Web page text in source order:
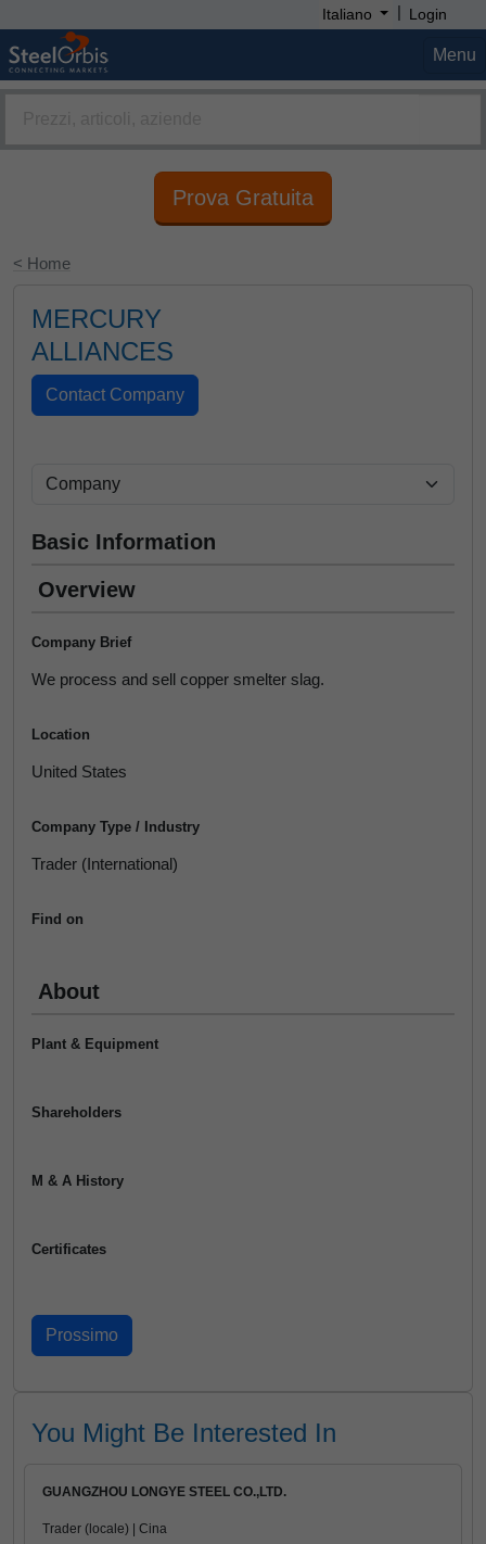
Italiano | Login
Menu
Prova Gratuita
< Home
MERCURY
ALLIANCES
Basic Information
Overview
Company Brief
We process and sell copper smelter slag.
Location
United States
Company Type / Industry
Trader (International)
Find on
About
Plant & Equipment
Shareholders
M & A History
Certificates
You Might Be Interested In
GUANGZHOU LONGYE STEEL CO.,LTD.
Trader (locale) | Cina